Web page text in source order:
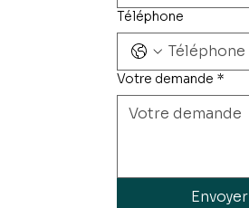
Téléphone
Votre demande *
Envoyer